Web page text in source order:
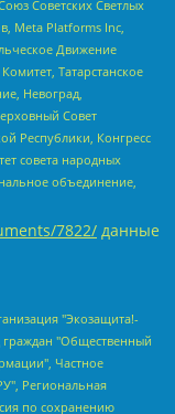
Советских Светлых
Meta Platforms Inc,
Движение
Татарстанское
Невоград,
Совет
Республики, Конгресс
совета народных
объединение,
7822/ данные
"Выход", Инициативная группа ЛГБТ+ "Реверс", Алексеев Андрей Викторович, Бекбулатова Таисия Львовна, Беляев Иван Михайлович, Владыкина Елена Сергеевна, Гельман Марат Александрович, Никульшина Вероника Юрьевна, Толоконникова Надежда Андреевна, Шендерович Виктор Анатольевич, Общество с ограниченной ответственностью "Данное сообщение", Общество с ограниченной ответственностью Издательский дом "Новая глава", Айнбиндер Александра Александровна, Московский комьюнити-центр для ЛГБТ+инициатив, Благотворительный фонд развития филантропии, Deutsche Welle (Германия, Kurt-Schumacher-Strasse 3, 53113 Bonn), Борзунова Мария Михайловна, Воробьев Виктор Викторович, Голубева Анна Львовна, Константинова Алла Михайловна, Малкова Ирина Владимировна, Мурадов Мурад Абдулгалимович, Осетинская Елизавета Николаевна, Понасенков Евгений Николаевич, Ганапольский Матвей Юрьевич, Киселев Евгений Алексеевич, Борухович Ирина Григорьевна, Дремин Иван Тимофеевич, Дубровский Дмитрий Викторович, Красноярская региональная общественная организация поддержки и развития альтернативных образовательных технологий и межкультурных коммуникаций "ИНТЕРРА", Маяковская Екатерина Алексеевна, Фейгин Марк Захарович, Филимонов Андрей Викторович, Дзугкоева Регина Николаевна, Доброхотов Роман Александрович, Дудь Юрий Александрович, Елкин Сергей Владимирович, Кругликов Кирилл Игоревич, Сабунаева Мария Леонидовна, Семенов Алексей Владимирович, Шаинян Карен Багратович, Шульман Екатерина Михайловна, Асафьев Артур Валерьевич, Вахштайн Виктор Семенович, Венедиктов Алексей Алексеевич, Лушникова Екатерина Евгеньевна, Волков Леонид Михайлович, Невзоров Александр Глебович, Пархоменко Сергей Борисович, Сироткин Ярослав Николаевич, Кара-Мурза Владимир Владимирович, Баранова Наталья Владимировна, Гозман Леонид Яковлевич, Кагарлицкий Борис Юльевич, Климарев Михаил Валерьевич, Милов Владимир Станиславович, Автономная некоммерческая организация Краснодарский центр современного искусства "Типография", Моргенштерн Алишер Тагирович, Соболь Любовь Эдуардовна, Общество с ограниченной ответственностью "ЛИЗА НОРМ", Каспаров Гарри Кимович, Ходорковский Михаил Борисович, Общество с ограниченной ответственностью "Апрельские тезисы", Данилович Ирина Брониславовна, Кашин Олег Владимирович, Петров Николай Владимирович, Пивоваров Алексей Владимирович, Соколов Михаил Владимирович, Цветкова Юлия Владимировна, Чичваркин Евгений Александрович, Комитет против пыток/Команда против пыток, Общество с ограниченной ответственностью "Первый научный", Общество с ограниченной ответственностью "Вертолет и ко", Белоцерковская Вероника Борисовна, Кац Максим Евгеньевич, Лазарева Татьяна Юрьевна, Шаведдинов Руслан Табризович, Яшин Илья Валерьевич, Общество с ограниченной ответственностью "Иноагент ААВ", Алешковский Дмитрий Петрович, Альбац Евгения Марковна, Быков Дмитрий Львович, Галямина Юлия Евгеньевна, Лойко Сергей Леонидович, Мартынов Кирилл Константинович, Медведев Сергей Александрович, Крашенинников Федор Геннадиевич, Гордеева Катерина Вл